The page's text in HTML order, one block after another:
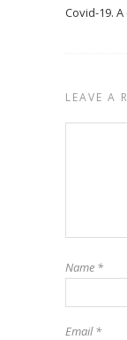
Covid-19.
LEAVE A
Name *
Email*